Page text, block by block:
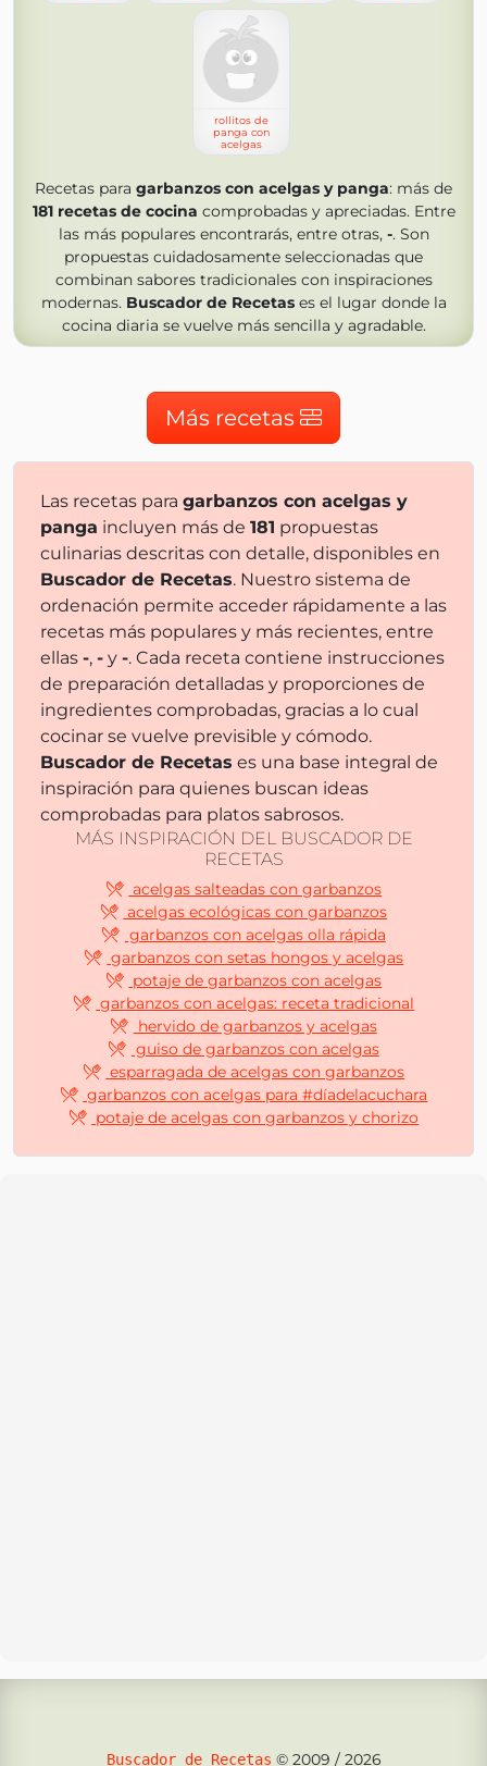
rollitos de
panga con
acelgas
Recetas para garbanzos con acelgas y panga: más de
181 recetas de cocina comprobadas y apreciadas. Entre
las más populares encontrarás, entre otras, -. Son
propuestas cuidadosamente seleccionadas que
combinan sabores tradicionales con inspiraciones
modernas. Buscador de Recetases el lugar donde la
cocina diaria se vuelve más sencilla y agradable.
Más recetas
Las recetas para garbanzos con acelgas y
panga incluyen más de 181 propuestas
culinarias descritas con detalle, disponibles en
Buscador de Recetas. Nuestro sistema de
ordenación permite acceder rápidamente a las
recetas más populares y más recientes, entre
ellas -, - y -. Cada receta contiene instrucciones
de preparación detalladas y proporciones de
ingredientes comprobadas, gracias a lo cual
cocinar se vuelve previsible y cómodo.
Buscador de Recetas es una base integral de
inspiración para quienes buscan ideas
comprobadas para platos sabrosos.
MÁS INSPIRACIÓN DEL BUSCADOR DE
RECETAS
acelgas salteadas con garbanzos
acelgas ecológicas con garbanzos
garbanzos con acelgas olla rápida
garbanzos con setas hongos y acelgas
potaje de garbanzos con acelgas
garbanzos con acelgas: receta tradicional
hervido de garbanzos y acelgas
guiso de garbanzos con acelgas
esparragada de acelgas con garbanzos
garbanzos con acelgas para #díadelacuchara
potaje de acelgas con garbanzos y chorizo
Buscador de Recetas © 2009 / 2026